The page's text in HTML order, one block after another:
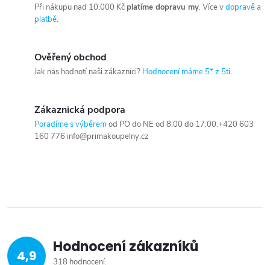
Při nákupu nad 10.000 Kčplatíme dopravu my. Více vdopravě a
platbě.
Ověřený obchod
Jak nás hodnotí naši zákazníci? Hodnocení máme 5* z 5ti.
Zákaznická podpora
Poradíme s výběremod PO do NE od 8:00 do 17:00.+420 603
160 776 info@primakoupelny.cz
4,9 Hodnocení zákazníků
318 hodnocení